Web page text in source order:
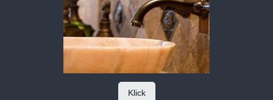
Klick